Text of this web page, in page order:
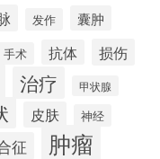
发作 囊肿
手术 抗体 损伤
治疗 甲状腺
皮肤 神经
征 肿瘤